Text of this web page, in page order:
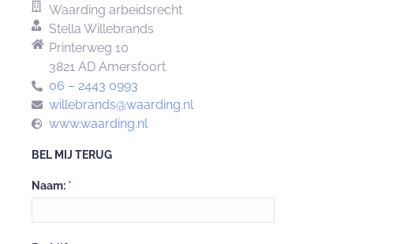
Waarding arbeidsrecht
Stella Willebrands
Printerweg 10
3821 AD Amersfoort
06 – 2443 0993
willebrands@waarding.nl
www.waarding.nl
BEL MIJ TERUG
Neem
contact
op
Naam: *